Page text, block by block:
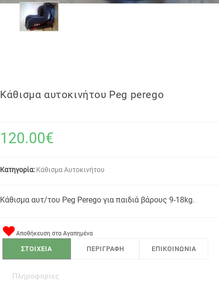
Κάθισμα αυτοκινήτου Peg perego
120.00€
Κατηγορία: Κάθισμα Αυτοκινήτου
Κάθισμα αυτ/του Peg Perego για παιδιά βάρους 9-18kg.
Αποθήκευση στα Αγαπημένα
ΣΤΟΙΧΕΙΑ ΠΕΡΙΓΡΑΦΗ ΕΠΙΚΟΙΝΩΝΙΑ
Πληροφορίες